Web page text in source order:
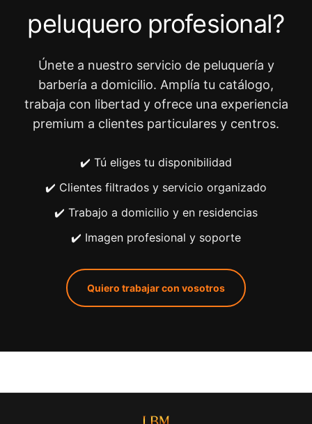
peluquero profesional?
Únete a nuestro servicio de peluquería y
barbería a domicilio. Amplía tu catálogo,
trabaja con libertad y ofrece una experiencia
premium a clientes particulares y centros.
✔️ Tú eliges tu disponibilidad
✔️ Clientes filtrados y servicio organizado
✔️ Trabajo a domicilio y en residencias
✔️ Imagen profesional y soporte
Quiero trabajar con vosotros